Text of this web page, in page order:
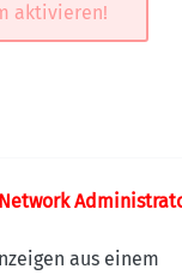
aktivieren!
aus einem